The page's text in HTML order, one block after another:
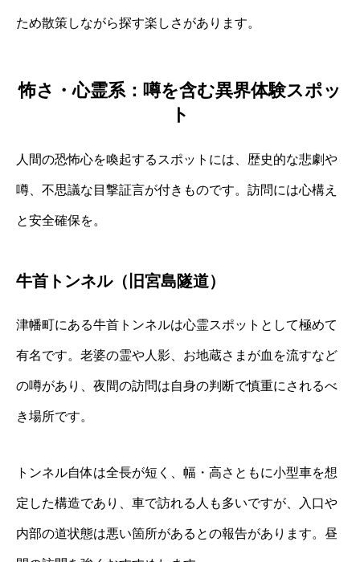
ため散策しながら探す楽しさがあります。
怖さ・心霊系：噂を含む異界体験スポッ
ト
人間の恐怖心を喚起するスポットには、歴史的な悲劇や
噂、不思議な目撃証言が付きものです。訪問には心構え
と安全確保を。
牛首トンネル（旧宮島隧道）
津幡町にある牛首トンネルは心霊スポットとして極めて
有名です。老婆の霊や人影、お地蔵さまが血を流すなど
の噂があり、夜間の訪問は自身の判断で慎重にされるべ
き場所です。
トンネル自体は全長が短く、幅・高さともに小型車を想
定した構造であり、車で訪れる人も多いですが、入口や
内部の道状態は悪い箇所があるとの報告があります。昼